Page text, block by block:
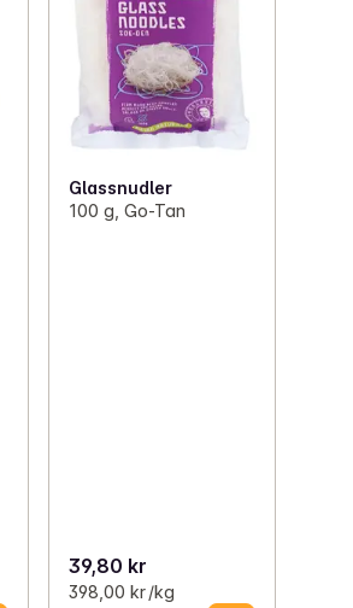
Glassnudler
100 g, Go-Tan
39,80 kr
398,00 kr /kg